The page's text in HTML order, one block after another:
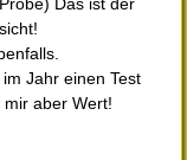
Jahr einen Test
mir aber Wert!